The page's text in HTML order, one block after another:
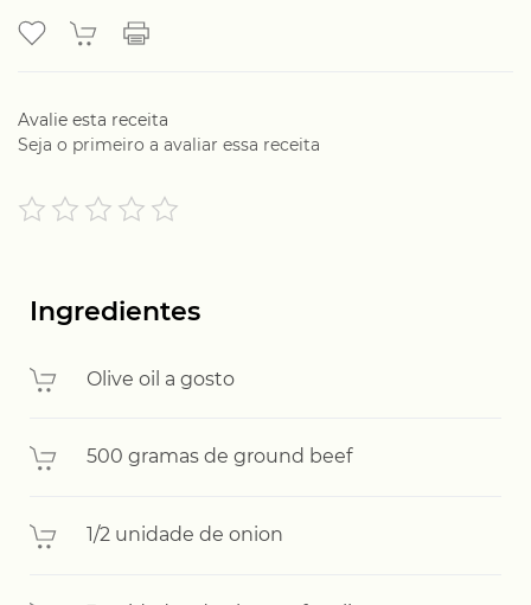
Avalie esta receita
Seja o primeiro a avaliar essa receita
Ingredientes
Olive oil a gosto
500 gramas de ground beef
1/2 unidade de onion